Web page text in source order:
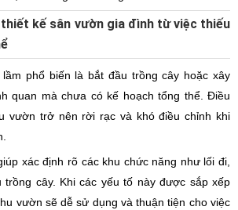
kế sân vườn gia đình từ việc thiếu
phổ biến là bắt đầu trồng cây hoặc xây
quan mà chưa có kế hoạch tổng thể. Điều
vườn trở nên rời rạc và khó điều chỉnh khi
xác định rõ các khu chức năng như lối đi,
trồng cây. Khi các yếu tố này được sắp xếp
vườn sẽ dễ sử dụng và thuận tiện cho việc